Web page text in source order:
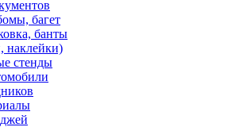
багет
банты
наклейки)
стенды